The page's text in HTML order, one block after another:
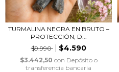
TURMALINA NEGRA EN BRUTO –
PROTECCIÓN, D...
$9.990
$4.590
$3.442,50 con Depósito o
transferencia bancaria